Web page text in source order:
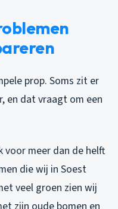
prop. Soms zit er
en dat vraagt om een
meer dan de helft
die wij in Soest
veel groen zien wij